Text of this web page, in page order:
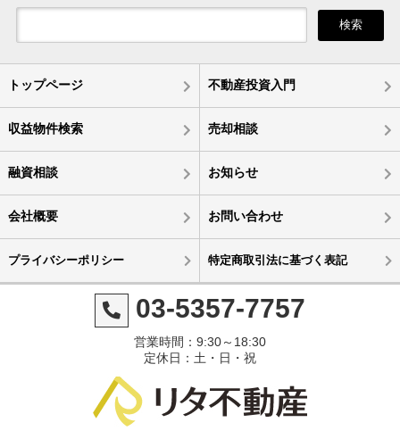
検索
トップページ 不動産投資入門
収益物件検索 売却相談
融資相談 お知らせ
会社概要 お問い合わせ
プライバシーポリシー 特定商取引法に基づく表記
03-5357-7757
営業時間：9:30～18:30
定休日：土・日・祝